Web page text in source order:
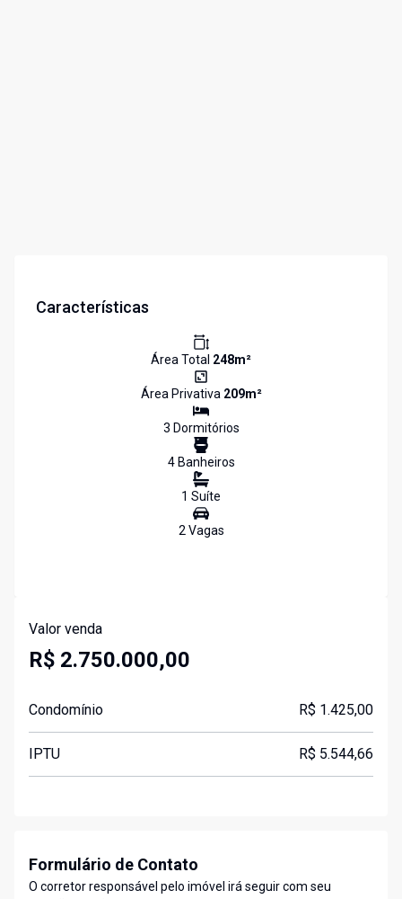
Características
Área Total 248m²
Área Privativa 209m²
3 Dormitórios
4Banheiros
1 Suíte
2Vagas
Valor venda
R$ 2.750.000,00
Condomínio R$ 1.425,00
IPTU R$ 5.544,66
Formulário de Contato
O corretor responsável pelo imóvel irá seguir com seu